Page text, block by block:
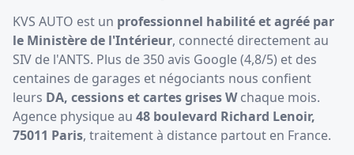
KVS AUTO est un professionnel habilité et agréé par
le Ministère de l'Intérieur, connecté directement au
SIV de l'ANTS. Plus de 350 avis Google (4,8/5) et des
centaines de garages et négociants nous confient
leurs DA, cessions et cartes grises Wchaque mois.
Agence physique au 48 boulevard Richard Lenoir,
75011 Paris, traitement à distance partout en France.